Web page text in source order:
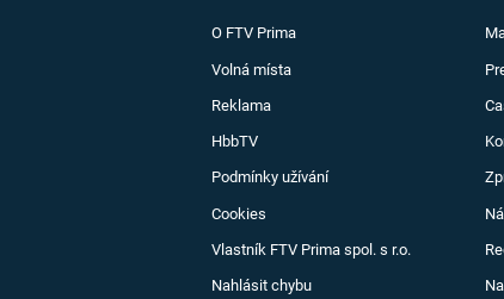
O FTV Prima
Volná místa
Reklama
HbbTV
Podmínky užívání
Cookies
Vlastník FTV Prima spol. s r.o.
Nahlásit chybu